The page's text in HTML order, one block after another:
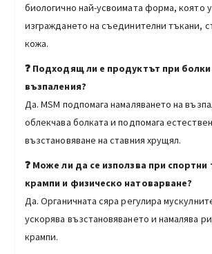
биологично най-усвоимата форма, която
изграждането на съединителни тъкани,
кожа.
❓ Подходящ ли е продуктът при болки
възпаления?
Да. MSM подпомага намаляването на
облекчава болката и подпомага
възстановяване на ставния хрущял.
❓ Може ли да се използва при спортни
крампи и физическо натоварване?
Да. Органичната сяра регулира
ускорява възстановяването и намалява
крампи.